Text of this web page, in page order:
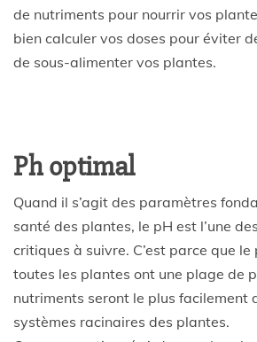
de nutriments pour nourrir vos
bien calculer vos doses pour éviter
de sous-alimenter vos plantes.
Ph optimal
Quand il s’agit des paramètres
santé des plantes, le pH est l’une
critiques à suivre. C’est parce que le
toutes les plantes ont une plage de
nutriments seront le plus facilement
systèmes racinaires des plantes.